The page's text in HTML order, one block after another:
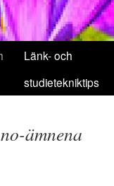
Länk- och
studietekniktips
ämnena